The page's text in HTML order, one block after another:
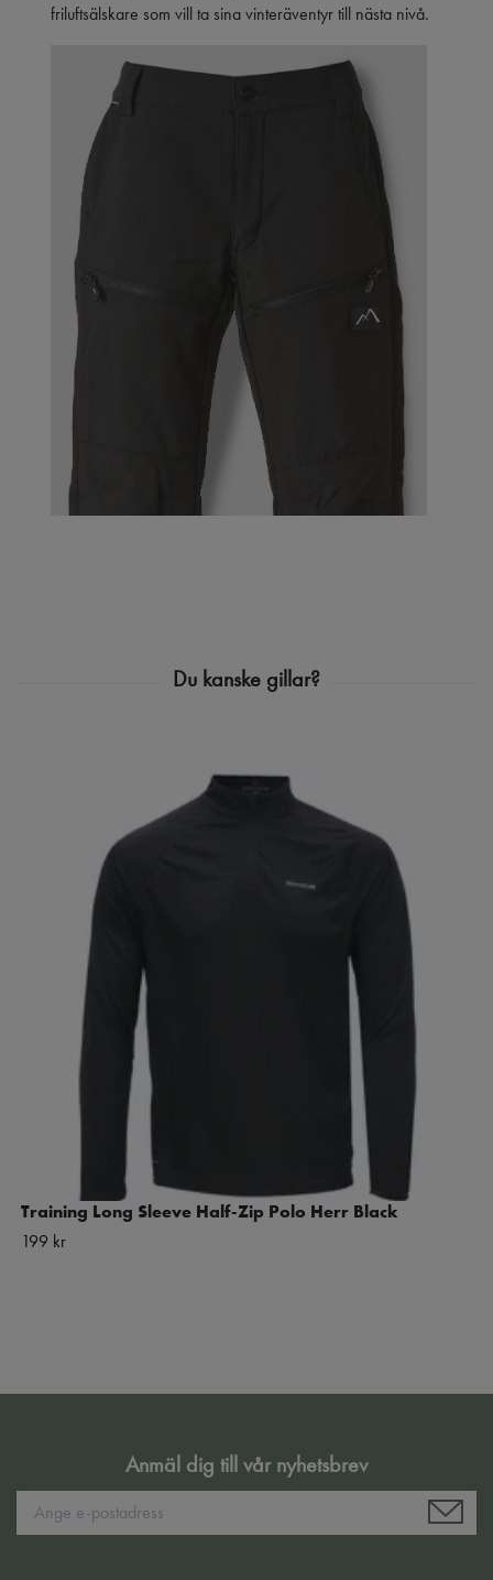
friluftsälskare som vill ta sina vinteräventyr till nästa nivå.
Training Long Sleeve Half-Zip Polo Herr Black
199 kr
Anmäl dig till vår nyhetsbrev